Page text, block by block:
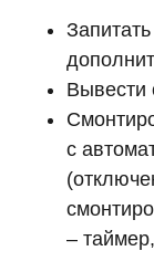
Вывести
с
–